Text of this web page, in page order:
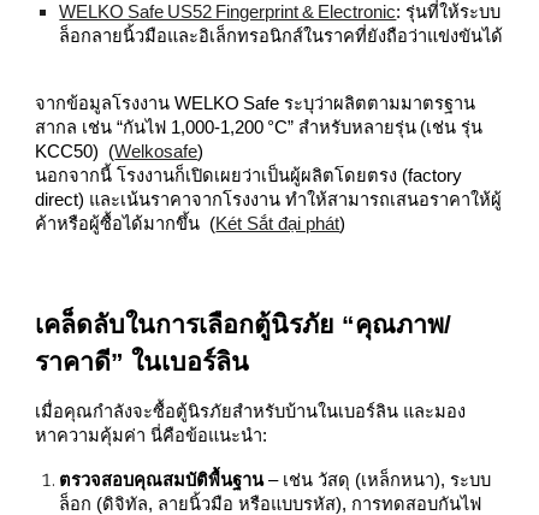
WELKO Safe US52 Fingerprint & Electronic: รุ่นที่ให้ระบบ
ล็อกลายนิ้วมือและอิเล็กทรอนิกส์ในราคที่ยังถือว่าแข่งขันได้
จากข้อมูลโรงงาน WELKO Safe ระบุว่าผลิตตามมาตรฐาน
สากล เช่น “กันไฟ 1,000‑1,200 °C” สำหรับหลายรุ่น (เช่น รุ่น
KCC50) (Welkosafe)
นอกจากนี้ โรงงานก็เปิดเผยว่าเป็นผู้ผลิตโดยตรง (factory
direct) และเน้นราคาจากโรงงาน ทำให้สามารถเสนอราคาให้ผู้
ค้าหรือผู้ซื้อได้มากขึ้น (Két Sắt đại phát)
เคล็ดลับในการเลือกตู้นิรภัย “คุณภาพ/
ราคาดี” ในเบอร์ลิน
เมื่อคุณกำลังจะซื้อตู้นิรภัยสำหรับบ้านในเบอร์ลิน และมอง
หาความคุ้มค่า นี่คือข้อแนะนำ:
ตรวจสอบคุณสมบัติพื้นฐาน– เช่น วัสดุ (เหล็กหนา), ระบบ
ล็อก (ดิจิทัล, ลายนิ้วมือ หรือแบบรหัส), การทดสอบกันไฟ